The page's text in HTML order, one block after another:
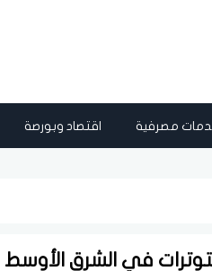
مصرفية اقتصاد وبورصة
في الشرق